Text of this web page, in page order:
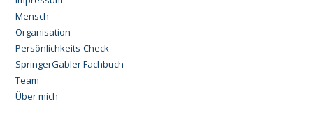
Mensch
Organisation
Persönlichkeits-Check
SpringerGabler Fachbuch
Team
Über mich